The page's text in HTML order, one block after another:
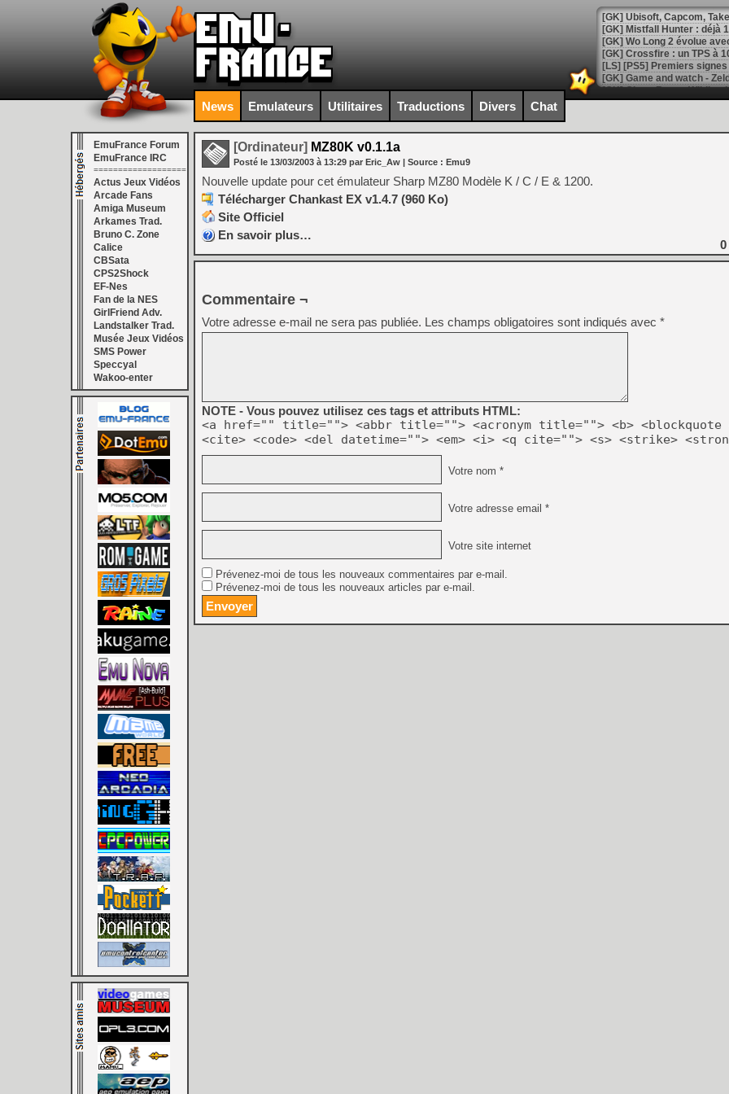
[GK] Mistfall Hunter : déjà
[GK] Wo Long 2 évolue
[GK] Crossfire : un TPS à
[LS] [PS5] Premiers
[Mo5] DOOM arrive en
[GK] Bethesda fête les 30
[GK] Roblox : l'action en
[GK] Agenda - GeForce
[LS] [PS5] ps5-y2jb-
[GK] Pourquoi Marvel
[GK] Test : Restory : Chill
[GK] GTA 6 : Rockstar
[GK] Hot Wheels Infinite
[GK] Mémoire cash -
[GK] Résultats Nintendo :
[GK] Déjà des
[Mo5] Brickboy cherche à
[GK] Minecraft et ses «
[GK] Beast of
[GK] Ubisoft : fin de partie
[GK] Mémoire cash -
[GK] Dan Houser (GTA)
[GK] Comment EA Sports
[GK] Crimson Moon : un
[GK] Isle of Reveries : le
[GK] Moonlighter 2 : The
[GK] Capcom relance
[Mo5] Deux inédits du
News Emulateurs Utilitaires Traductions Divers Chat
EmuFrance Forum
EmuFrance IRC
===================
Actus Jeux Vidéos
Arcade Fans
Amiga Museum
Arkames Trad.
Bruno C. Zone
Calice
CBSata
CPS2Shock
EF-Nes
Fan de la NES
GirlFriend Adv.
Landstalker Trad.
Musée Jeux Vidéos
SMS Power
Speccyal
Wakoo-enter
[Ordinateur] MZ80K v0.1.1a
Posté le 13/03/2003 à 13:29 par Eric_Aw | Source : Emu9
Nouvelle update pour cet émulateur Sharp MZ80 Modèle K / C / E & 1200.
Télécharger Chankast EX v1.4.7 (960 Ko)
Site Officiel
En savoir plus…
0
Commentaire ¬
Votre adresse e-mail ne sera pas publiée. Les champs obligatoires sont indiqués avec *
NOTE - Vous pouvez utilisez ces tags et attributs HTML:
<a href="" title=""> <abbr title=""> <acronym title=""> <b> <blockquote
<cite> <code> <del datetime=""> <em> <i> <q cite=""> <s> <strike>
Votre nom *
Votre adresse email *
Votre site internet
Prévenez-moi de tous les nouveaux commentaires par e-mail.
Prévenez-moi de tous les nouveaux articles par e-mail.